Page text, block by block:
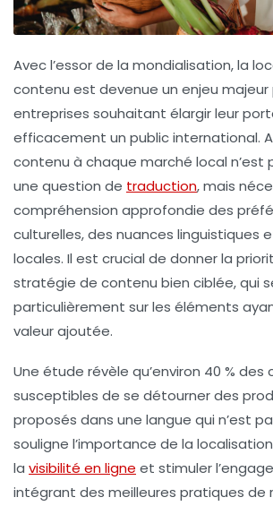
Avec l’essor de la mondialisation,la
contenu est devenue un enjeu majeur
entreprises souhaitant élargir leur
efficacement un public international.
contenu à chaque marché local n’est
une question de traduction, mais
compréhension approfondie des
culturelles, des nuances linguistiques
locales. Il est crucial de donner la
stratégie de contenu bien ciblée, qui
particulièrement sur les éléments
valeur ajoutée.
Une étude révèle qu’environ 40 % des
susceptibles de se détourner des
proposés dans une langue qui n’est
souligne l’importance de la
la visibilité en ligne et stimuler
intégrant des meilleures pratiques de